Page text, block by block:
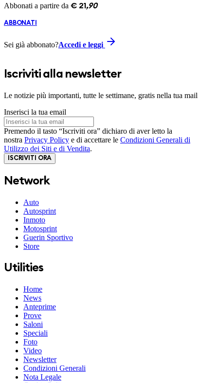
Abbonati a partire da € 21 ,90
ABBONATI
Sei già abbonato?Accedi e leggi
Iscriviti alla newsletter
Le notizie più importanti, tutte le settimane, gratis nella tua mail
Inserisci la tua email
Premendo il tasto “Iscriviti ora” dichiaro di aver letto la
nostra Privacy Policy e di accettare le Condizioni Generali di
Utilizzo dei Siti e di Vendita.
ISCRIVITI ORA
Network
Auto
Autosprint
Inmoto
Motosprint
Guerin Sportivo
Store
Utilities
Home
News
Anteprime
Prove
Saloni
Speciali
Foto
Video
Newsletter
Condizioni Generali
Nota Legale